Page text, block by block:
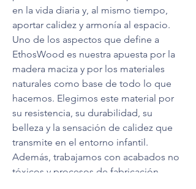
en la vida diaria y, al mismo tiempo,
aportar calidez y armonía al espacio.
Uno de los aspectos que define a
EthosWood es nuestra apuesta por la
madera maciza y por los materiales
naturales como base de todo lo que
hacemos. Elegimos este material por
su resistencia, su durabilidad, su
belleza y la sensación de calidez que
transmite en el entorno infantil.
Además, trabajamos con acabados no
tóxicos y procesos de fabricación